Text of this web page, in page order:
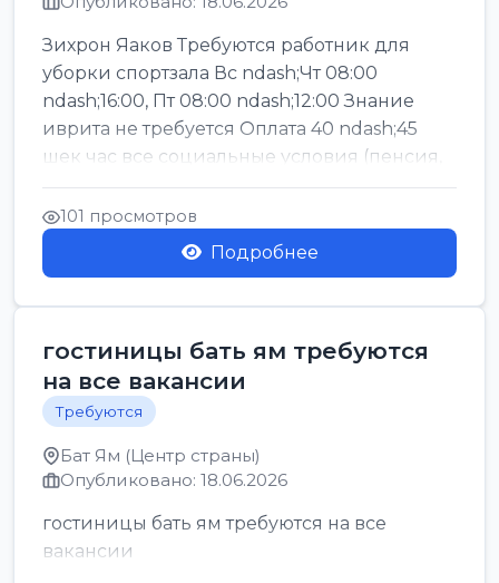
Зихрон Яаков Требуются работник для
уборки спортзала Вс ndash;Чт 08:00
ndash;16:00, Пт 08:00 ndash;12:00 Знание
иврита не требуется Оплата 40 ndash;45
шек час все социальные условия (пенсия,
керен ишт...
101 просмотров
Подробнее
гостиницы бать ям требуются
на все вакансии
Требуются
Бат Ям (Центр страны)
Опубликовано: 18.06.2026
гостиницы бать ям требуются на все
вакансии